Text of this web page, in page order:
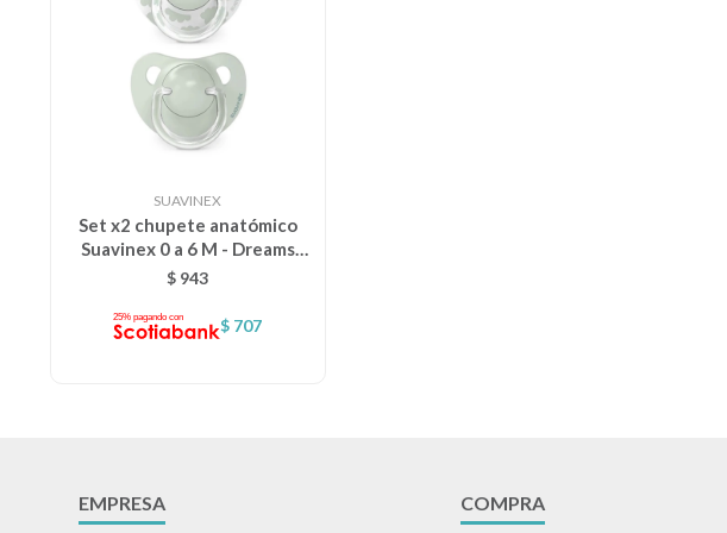
SUAVINEX
Set x2 chupete anatómico
Suavinex 0 a 6 M - Dreams
Verde
$ 943
$ 707
EMPRESA COMPRA